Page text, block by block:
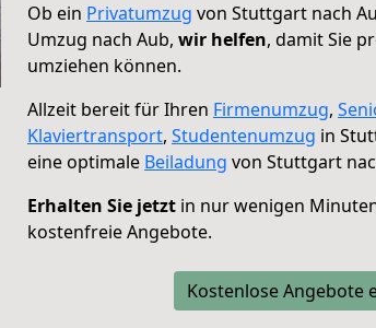
Ob ein Privatumzug von Stuttgart nach
Umzug nach Aub, wir helfen, damit Sie
umziehen können.
Allzeit bereit für Ihren Firmenumzug,
Klaviertransport, Studentenumzug in
eine optimale Beiladung von Stuttgart
Erhalten Sie jetzt in nur wenigen
kostenfreie Angebote.
Kostenlose Angebote